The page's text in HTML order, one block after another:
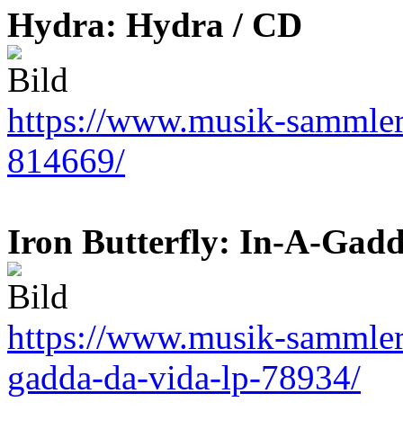
Hydra: Hydra / CD
https://www.musik-
814669/
Iron Butterfly: In-A-
https://www.musik-
gadda-da-vida-lp-78934/